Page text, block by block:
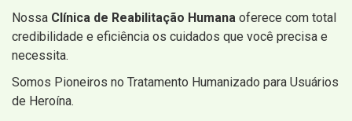
Nossa Clínica de Reabilitação Humana oferece com total
credibilidade e eficiência os cuidados que você precisa e
necessita.
Somos Pioneiros no Tratamento Humanizado para Usuários
de Heroína.